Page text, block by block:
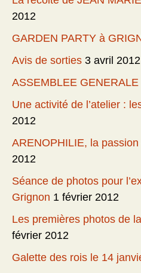
2012
GARDEN PARTY à
Avis de sorties 3 avril 2012
ASSEMBLEE
Une activité de l’atelier :
2012
ARENOPHILIE, la
2012
Séance de photos pour
Grignon 1 février 2012
Les premières photos de
février 2012
Galette des rois le 14